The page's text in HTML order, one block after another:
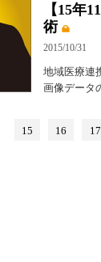
【15年
術
2015/10/31
地域医療連
画像データ
15 16 17